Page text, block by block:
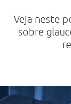
Veja neste
sobre